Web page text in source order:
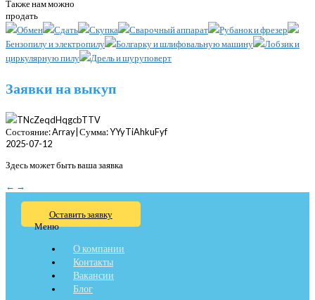
Также нам можно
продать
Обмен
Сдать Скупка Сварочный аппарат
Рубанок и фрезер
Бензопилу и электропилу
Болгарку и шлифовальную машину
Лобзик и
циркулярную пилу
Дрель и шуруповерт
Заявки на выкуп
TNcZeqdHqgcbTTV
Состояние: Array| Сумма: YYyTiAhkuFyf
2025-07-12
Здесь может быть ваша заявка
← →
Оставить заявку
Меню
О компании
Контакты
Вакансии
Блог